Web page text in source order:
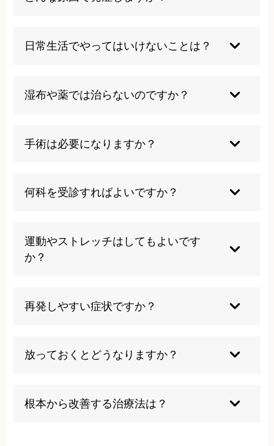
の専門的サポートをおすすめします。
や感染など様々な要素が重なり起こります。
日常生活でやってはいけないことは？
みを我慢して動かし続けることは避けてくださ
湿布や薬では治らないのですか？
至らないため総合的なケアが求められます。
手術は必要になりますか？
指せます。手術が必要なケースは稀です。
何科を受診すればよいですか？
皮膚科やリウマチ科との連携が有効です。
運動やストレッチはしてもよいです
か？
ましょう。独学でのリハビリは控えてください。
再発しやすい症状ですか？
に。継続的なケアが予防につながります。
放っておくとどうなりますか？
合併症を引き起こすリスクがあります。
根本から改善する治療法は？